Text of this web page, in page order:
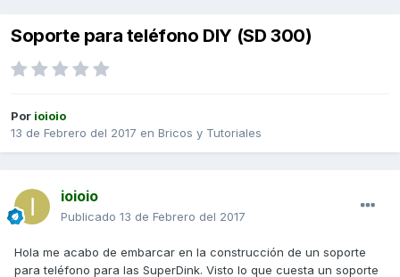
Soporte para teléfono DIY (SD 300)
Por ioioio
13 de Febrero del 2017 en Bricos y Tutoriales
ioioio
Publicado 13 de Febrero del 2017
Hola me acabo de embarcar en la construcción de un soporte
para teléfono para las SuperDink. Visto lo que cuesta un soporte